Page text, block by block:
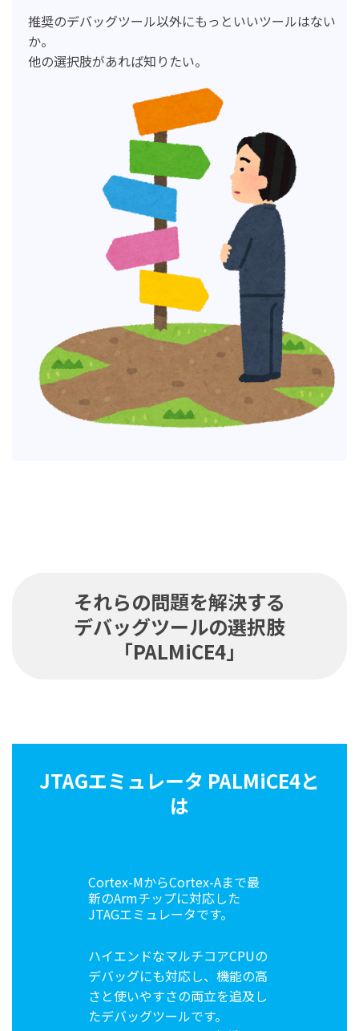
推奨のデバッグツール以外にもっといいツールはない
か。
他の選択肢があれば知りたい。
それらの問題を解決する
デバッグツールの選択肢
「PALMiCE4」
JTAGエミュレータ PALMiCE4と
は
Cortex-MからCortex-Aまで最
新のArmチップに対応した
JTAGエミュレータです。
ハイエンドなマルチコアCPUの
デバッグにも対応し、機能の高
さと使いやすさの両立を追及し
たデバッグツールです。